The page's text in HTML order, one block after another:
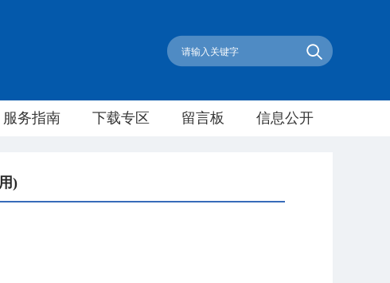
服务指南 下载专区 留言板 信息公开
)